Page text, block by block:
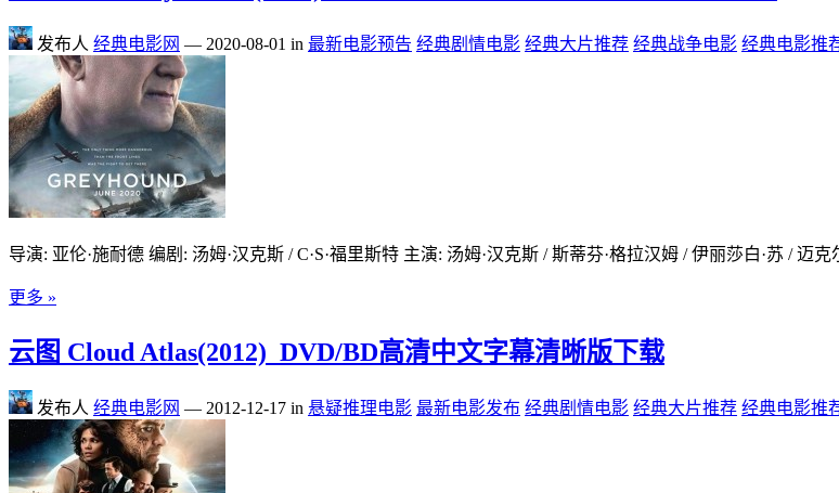
发布人 经典电影网 — 2020-08-01 in 最新电影预告 经典剧情电影 经典大片推荐 经典战争电影 经典电影推
导演: 亚伦·施耐德 编剧: 汤姆·汉克斯 / C·S·福里斯特 主演: 汤姆·汉克斯 / 斯蒂芬·格拉汉姆 / 伊丽莎白·苏 /
更多 »
云图 Cloud Atlas(2012)_DVD/BD高清中文字幕清晰版下载
发布人 经典电影网 — 2012-12-17 in 悬疑推理电影 最新电影发布 经典剧情电影 经典大片推荐 经典电影推